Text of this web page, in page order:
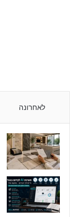
לאחרונה